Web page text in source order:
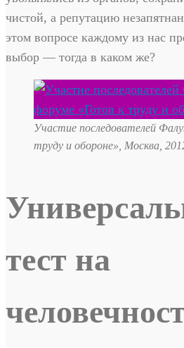
чистой, а репутацию
этом вопросе каждому из нас
выбор — тогда в каком же?
Участие последователей
труду и обороне», Москва,
тест на